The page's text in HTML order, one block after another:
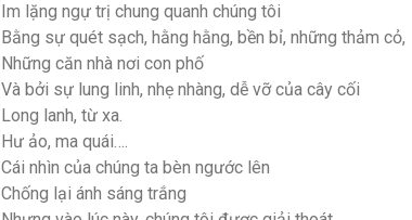
Im lặng ngự trị chung quanh chúng tôi
Bằng sự quét sạch, hằng hằng, bền bỉ, những thảm cỏ,
Những căn nhà nơi con phố
Và bởi sự lung linh, nhẹ nhàng, dễ vỡ của cây cối
Long lanh, từ xa.
Hư ảo, ma quái….
Cái nhìn của chúng ta bèn ngước lên
Chống lại ánh sáng trắng